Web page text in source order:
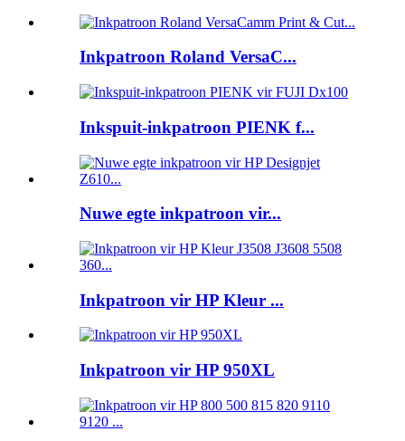
Inkpatroon Roland VersaC...
Inkspuit-inkpatroon PIENK f...
Nuwe egte inkpatroon vir...
Inkpatroon vir HP Kleur ...
Inkpatroon vir HP 950XL